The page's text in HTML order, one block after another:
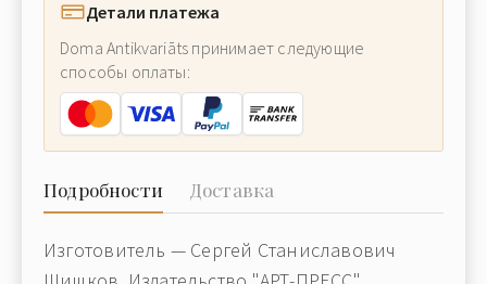
Детали платежа
Doma Antikvariāts принимает следующие
способы оплаты:
Подробности Доставка
Изготовитель — Сергей Станиславович